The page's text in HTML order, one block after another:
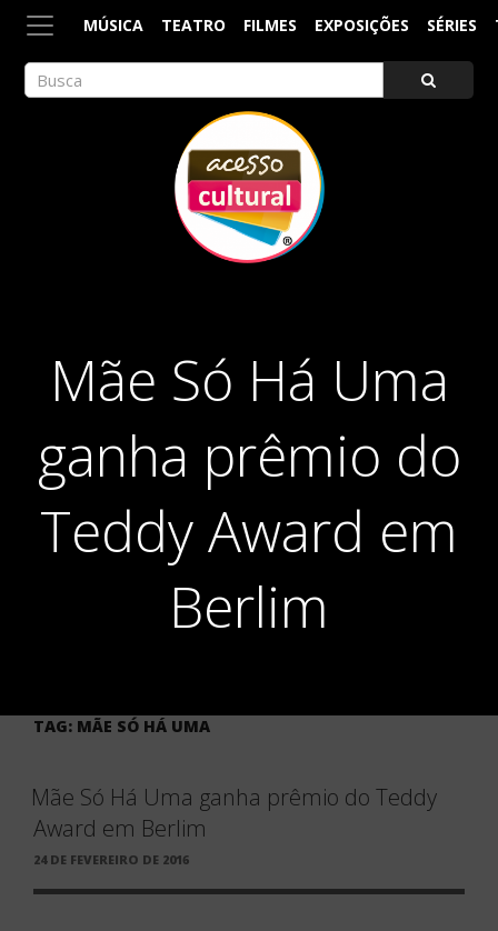
MÚSICA TEATRO FILMES EXPOSIÇÕES SÉRIES
Mãe Só Há Uma
ganha prêmio do
Teddy Award em
Berlim
TAG: MÃE SÓ HÁ UMA
Mãe Só Há Uma ganha prêmio do Teddy
Award em Berlim
PUBLICADO
24 DE FEVEREIRO DE 2016